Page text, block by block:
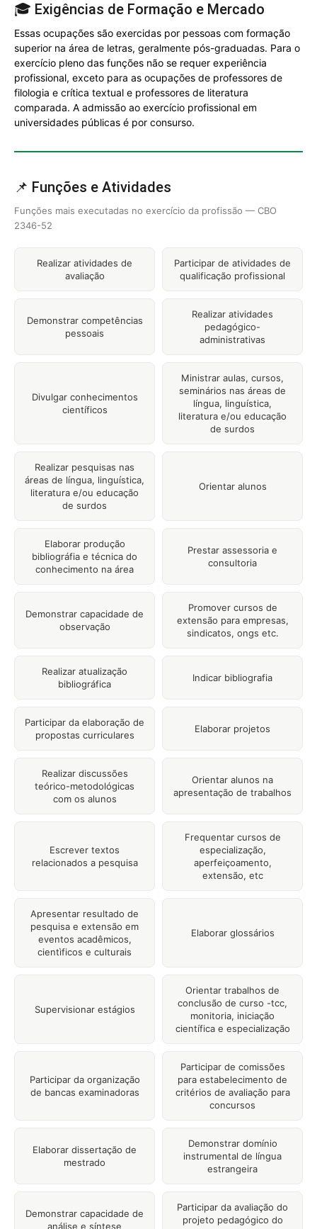
🎓 Exigências de Formação e Mercado
Essas ocupações são exercidas por pessoas com formação
superior na área de letras, geralmente pós-graduadas. Para o
exercício pleno das funções não se requer experiência
profissional, exceto para as ocupações de professores de
filologia e crítica textual e professores de literatura
comparada. A admissão ao exercício profissional em
universidades públicas é por consurso.
📌 Funções e Atividades
Funções mais executadas no exercício da profissão — CBO
2346-52
Realizar atividades de
avaliação
Participar de atividades de
qualificação profissional
Demonstrar competências
pessoais
Realizar atividades
pedagógico-
administrativas
Divulgar conhecimentos
científicos
Ministrar aulas, cursos,
seminários nas áreas de
língua, linguística,
literatura e/ou educação
de surdos
Realizar pesquisas nas
áreas de língua, linguística,
literatura e/ou educação
de surdos
Orientar alunos
Elaborar produção
bibliográfia e técnica do
conhecimento na área
Prestar assessoria e
consultoria
Demonstrar capacidade de
observação
Promover cursos de
extensão para empresas,
sindicatos, ongs etc.
Realizar atualização
bibliográfica
Indicar bibliografia
Participar da elaboração de
propostas curriculares
Elaborar projetos
Realizar discussões
teórico-metodológicas
com os alunos
Orientar alunos na
apresentação de trabalhos
Escrever textos
relacionados a pesquisa
Frequentar cursos de
especialização,
aperfeiçoamento,
extensão, etc
Apresentar resultado de
pesquisa e extensão em
eventos acadêmicos,
cientìficos e culturais
Elaborar glossários
Supervisionar estágios
Orientar trabalhos de
conclusão de curso -tcc,
monitoria, iniciação
científica e especialização
Participar da organização
de bancas examinadoras
Participar de comissões
para estabelecimento de
critérios de avaliação para
concursos
Elaborar dissertação de
mestrado
Demonstrar domínio
instrumental de língua
estrangeira
Demonstrar capacidade de
análise e síntese
Participar da avaliação do
projeto pedagógico do